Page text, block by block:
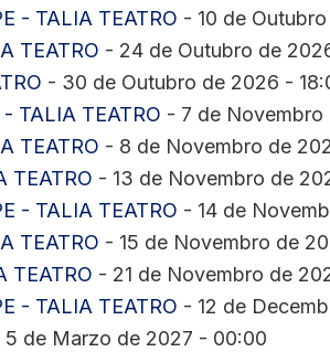
- TALIA TEATRO - 10 de
TEATRO - 24 de Outubro de
- 30 de Outubro de 2026 -
TALIA TEATRO - 7 de
TEATRO - 8 de Novembro de
TEATRO - 13 de Novembro de
- TALIA TEATRO - 14 de
TEATRO - 15 de Novembro de
TEATRO - 21 de Novembro de
- TALIA TEATRO - 12 de
5 de Marzo de 2027 - 00:00